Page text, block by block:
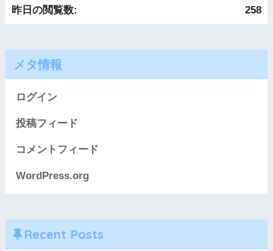
258
昨日の閲覧数:
メタ情報
ログイン
投稿フィード
コメントフィード
WordPress.org
Recent Posts